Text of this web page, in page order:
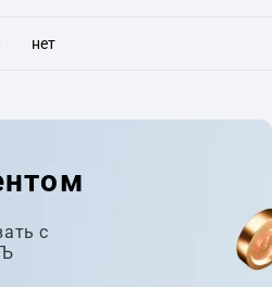
нет
с